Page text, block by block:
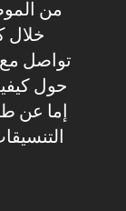
من
خلال
حول
إما عن